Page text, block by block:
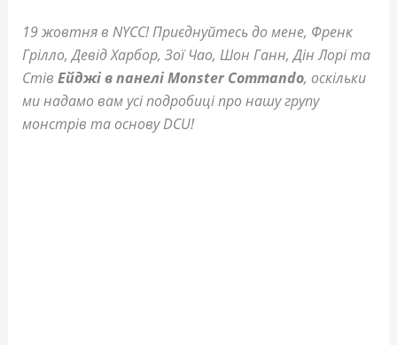
19 жовтня в NYCC! Приєднуйтесь до мене, Френк
Грілло, Девід Харбор, Зої Чао, Шон Ганн, Дін Лорі та
Стів Ейджі в панелі Monster Commando, оскільки
ми надамо вам усі подробиці про нашу групу
монстрів та основу DCU!